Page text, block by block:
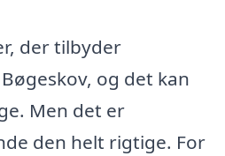
der tilbyder
og det kan
Men det er
den helt rigtige. For